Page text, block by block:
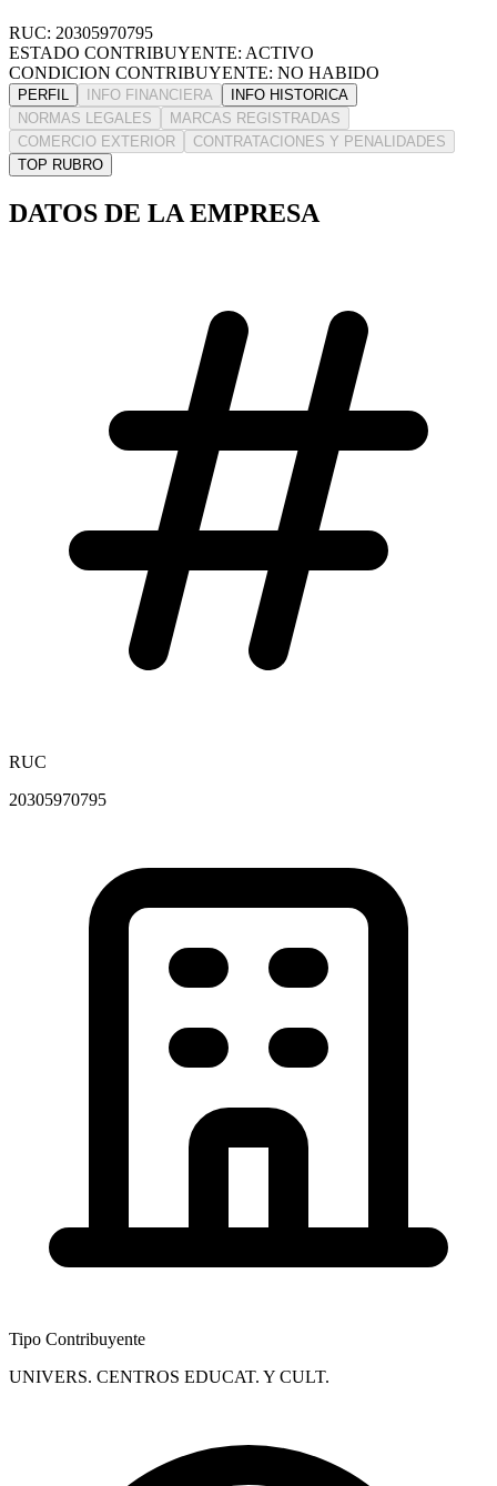
RUC: 20305970795
ESTADO CONTRIBUYENTE: ACTIVO
CONDICION CONTRIBUYENTE: NO HABIDO
PERFIL INFO FINANCIERA
INFO HISTORICA
NORMAS LEGALES
MARCAS REGISTRADAS
COMERCIO EXTERIOR
CONTRATACIONES Y PENALIDADES
TOP RUBRO
DATOS DE LA EMPRESA
RUC
20305970795
Tipo Contribuyente
UNIVERS. CENTROS EDUCAT. Y CULT.